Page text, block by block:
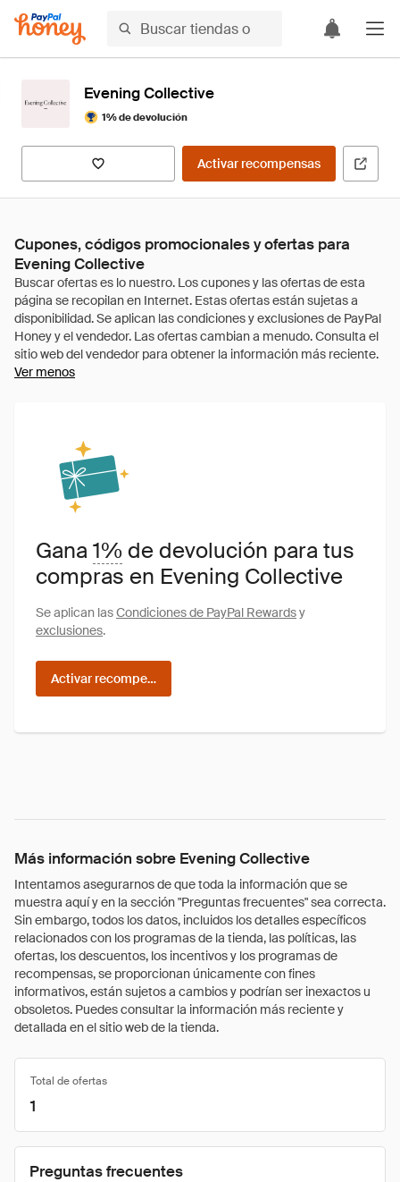
Evening Collective
1% de devolución
Activar recompensas
Cupones, códigos promocionales y ofertas para
Evening Collective
Ver menos
Gana1% de devolución para tus
compras en Evening Collective
Se aplican lasCondiciones de PayPal Rewardsy
exclusiones.
Activar recompensas
Más información sobre Evening Collective
Intentamos asegurarnos de que toda la información que se
muestra aquí y en la sección "Preguntas frecuentes" sea correcta.
Sin embargo, todos los datos, incluidos los detalles específicos
relacionados con los programas de la tienda, las políticas, las
ofertas, los descuentos, los incentivos y los programas de
recompensas, se proporcionan únicamente con fines
informativos, están sujetos a cambios y podrían ser inexactos u
obsoletos. Puedes consultar la información más reciente y
detallada en el sitio web de la tienda.
Total de ofertas
1
Preguntas frecuentes